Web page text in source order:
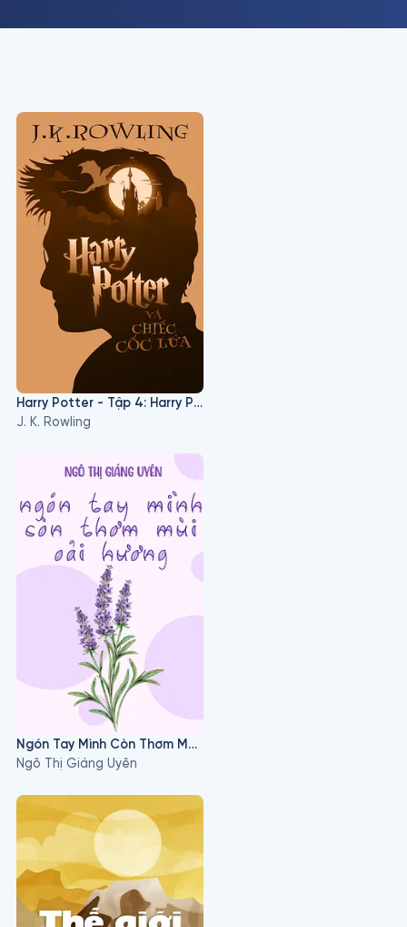
Harry Potter - Tập 4: Harry Potter Và Chiếc Cốc Lửa
J. K. Rowling
Ngón Tay Mình Còn Thơm Mùi Oải Hương
Ngô Thị Giáng Uyên